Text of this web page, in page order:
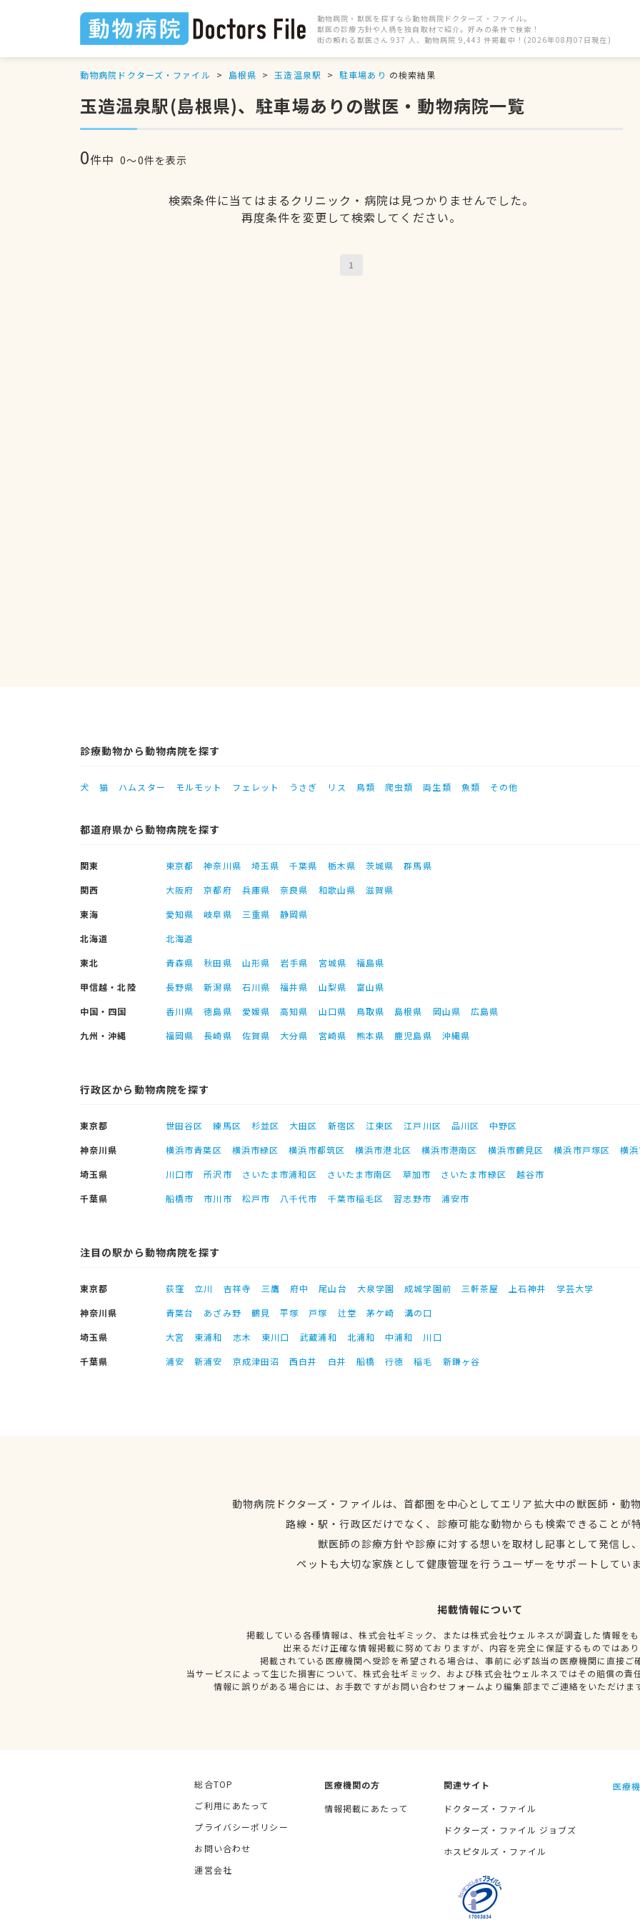
動物病院・獣医を探すなら動物病院ドクターズ・ファイル。
獣医の診療方針や人柄を独自取材で紹介。好みの条件で検索！
街の頼れる獣医さん 937 人、動物病院 9,443 件掲載中！(2026年08月07日現在)
動物病院ドクターズ・ファイル 島根県 玉造温泉駅 駐車場あり の検索結果
玉造温泉駅(島根県)、駐車場ありの獣医・動物病院一覧
0件中 0〜0件を表示
検索条件に当てはまるクリニック・病院は見つかりませんでした。
再度条件を変更して検索してください。
1
診療動物から動物病院を探す
犬 猫 ハムスター モルモット フェレット うさぎ リス 鳥類 爬虫類 両生類 魚類 その他
都道府県から動物病院を探す
関東 東京都 神奈川県 埼玉県 千葉県 栃木県 茨城県
群馬県
関西
大阪府 京都府 兵庫県 奈良県 和歌山県
滋賀県
東海
愛知県 岐阜県 三重県
静岡県
北海道
北海道
東北
青森県 秋田県 山形県 岩手県 宮城県
福島県
甲信越・北陸
長野県 新潟県 石川県 福井県 山梨県
富山県
中国・四国
香川県 徳島県 愛媛県 高知県 山口県 鳥取県 島根県 岡山県
広島県
九州・沖縄
福岡県 長崎県 佐賀県 大分県 宮崎県 熊本県 鹿児島県 沖縄県
行政区から動物病院を探す
東京都 世田谷区 練馬区 杉並区 大田区 新宿区 江東区 江戸川区 品川区
中野区
神奈川県
横浜市青葉区 横浜市緑区 横浜市都筑区 横浜市港北区 横浜市港南区 横浜市鶴見区 横浜市戸塚区
横
埼玉県
川口市 所沢市 さいたま市浦和区 さいたま市南区 草加市 さいたま市緑区
越谷市
千葉県
船橋市 市川市 松戸市 八千代市 千葉市稲毛区 習志野市 浦安市
注目の駅から動物病院を探す
東京都 荻窪 立川 吉祥寺 三鷹 府中 尾山台 大泉学園 成城学園前 三軒茶屋 上石神井
学芸大学
神奈川県
青葉台 あざみ野 鶴見 平塚 戸塚 辻堂 茅ケ崎
溝の口
埼玉県
大宮 東浦和 志木 東川口 武蔵浦和 北浦和 中浦和
川口
千葉県
浦安 新浦安 京成津田沼 西白井 白井 船橋 行徳 稲毛 新鎌ヶ谷
動物病院ドクターズ・ファイルは、首都圏を中心としてエリア拡大中の獣医師・動
路線・駅・行政区だけでなく、診療可能な動物からも検索できることが
獣医師の診療方針や診療に対する想いを取材し記事として発信し
ペットも大切な家族として健康管理を行うユーザーをサポートしてい
掲載情報について
掲載している各種情報は、株式会社ギミック、または株式会社ウェルネスが調査した情報を
出来るだけ正確な情報掲載に努めておりますが、内容を完全に保証するものではあ
掲載されている医療機関へ受診を希望される場合は、事前に必ず該当の医療機関に直接ご
当サービスによって生じた損害について、株式会社ギミック、および株式会社ウェルネスではその賠償の責
情報に誤りがある場合には、お手数ですがお問い合わせフォームより編集部までご連絡をいただけま
総合TOP
ご利用にあたって
プライバシーポリシー
お問い合わせ
運営会社
医療機関の方
情報掲載にあたって
関連サイト
ドクターズ・ファイル
ドクターズ・ファイル ジョブズ
ホスピタルズ・ファイル
医療